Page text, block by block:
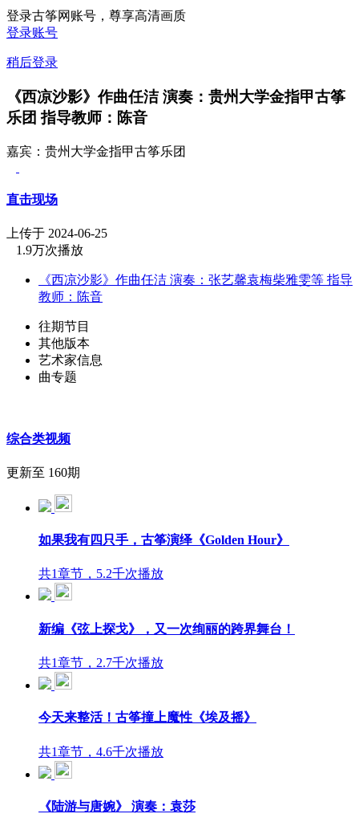
登录古筝网账号，尊享高清画质
登录账号
稍后登录
《西凉沙影》作曲任洁 演奏：贵州大学金指甲古筝
乐团 指导教师：陈音
嘉宾：贵州大学金指甲古筝乐团
直击现场
上传于 2024-06-25
1.9万次播放
《西凉沙影》作曲任洁 演奏：张艺馨袁梅柴雅雯等 指导
教师：陈音
往期节目
其他版本
艺术家信息
曲专题
综合类视频
更新至 160期
如果我有四只手，古筝演绎《Golden Hour》
共1章节，5.2千次播放
新编《弦上探戈》，又一次绚丽的跨界舞台！
共1章节，2.7千次播放
今天来整活！古筝撞上魔性《埃及摇》
共1章节，4.6千次播放
《陆游与唐婉》 演奏：袁莎